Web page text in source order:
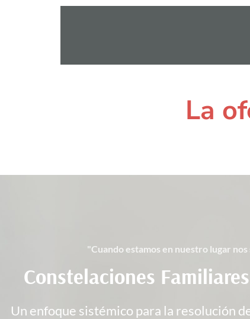
La
"Cuando estamos en nuestro lugar
Constelaciones
Un enfoque sistémico para la resolución